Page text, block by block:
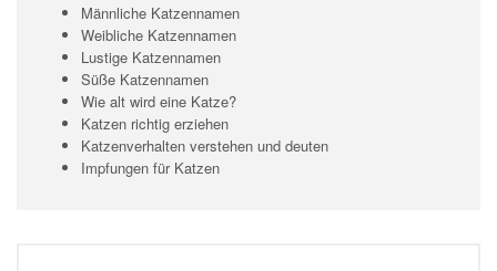
Männliche Katzennamen
Weibliche Katzennamen
Lustige Katzennamen
Süße Katzennamen
Wie alt wird eine Katze?
Katzen richtig erziehen
Katzenverhalten verstehen und deuten
Impfungen für Katzen